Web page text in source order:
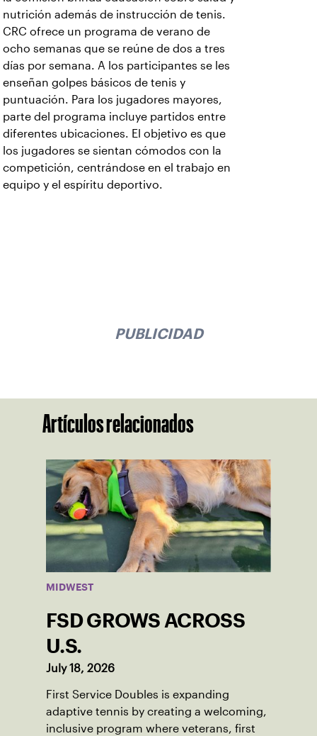
nutrición además de instrucción de tenis.
CRC ofrece un programa de verano de
ocho semanas que se reúne de dos a tres
días por semana. A los participantes se les
enseñan golpes básicos de tenis y
puntuación. Para los jugadores mayores,
parte del programa incluye partidos entre
diferentes ubicaciones. El objetivo es que
los jugadores se sientan cómodos con la
competición, centrándose en el trabajo en
equipo y el espíritu deportivo.
PUBLICIDAD
Artículos relacionados
MIDWEST
FSD GROWS ACROSS
U.S.
July 18, 2026
First Service Doubles is expanding
adaptive tennis by creating a welcoming,
inclusive program where veterans, first